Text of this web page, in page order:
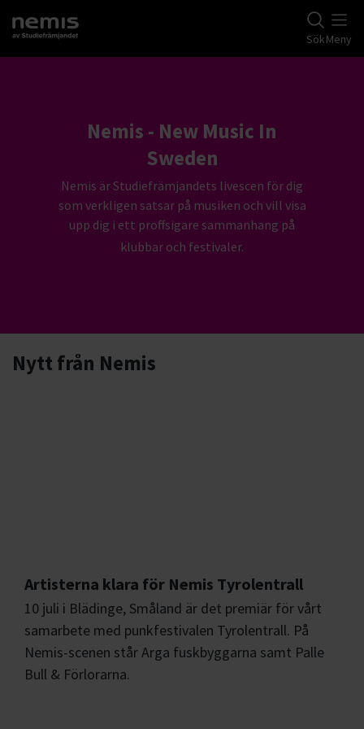
Gå till studiefrämjandets startsida SökMeny
Nemis - New Music In
Sweden
Nemis är Studiefrämjandets livescen för dig
som verkligen satsar på musiken och vill visa
upp dig i ett proffsigare sammanhang på
klubbar och festivaler.
Nytt från Nemis
Artisterna klara för Nemis Tyrolentrall
10 juli i Blädinge, Småland är det premiär för vårt
samarbete med punkfestivalen Tyrolentrall. På
Nemis-scenen står Arga fuskbyggarna samt Palle
Bull & Förlorarna.